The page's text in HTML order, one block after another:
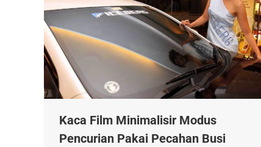
Kaca Film Minimalisir Modus
Pencurian Pakai Pecahan Busi